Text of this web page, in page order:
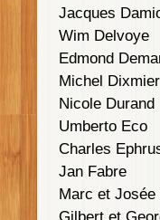
Jacques
Wim Delvoye
Edmond
Michel Dixmier
Nicole Durand
Umberto Eco
Charles
Jan Fabre
Marc et Josée